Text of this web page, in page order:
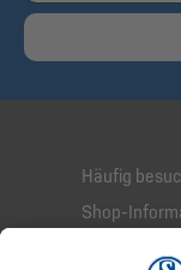
Häufig
Shop-